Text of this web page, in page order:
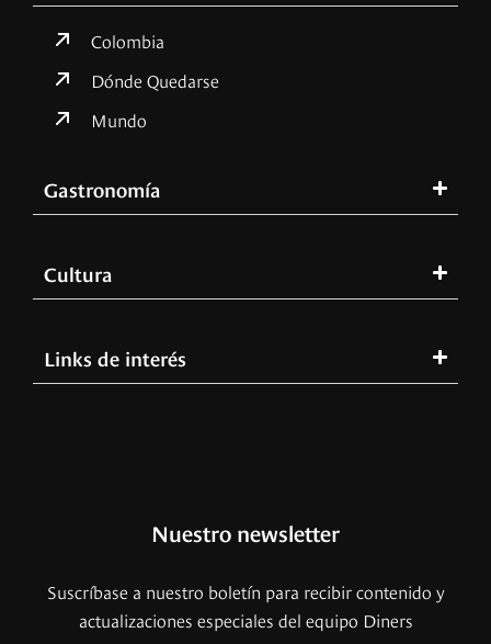
Colombia
Dónde Quedarse
Mundo
Gastronomía
Cultura
Links de interés
Nuestro newsletter
Suscríbase a nuestro boletín para recibir contenido y
actualizaciones especiales del equipo Diners